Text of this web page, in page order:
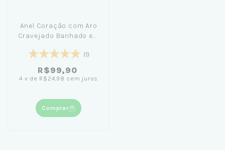
Anel Coração com Aro
Cravejado Banhado em
(1)
R$99,90
4 x de R$24,98 sem juros
Comprar